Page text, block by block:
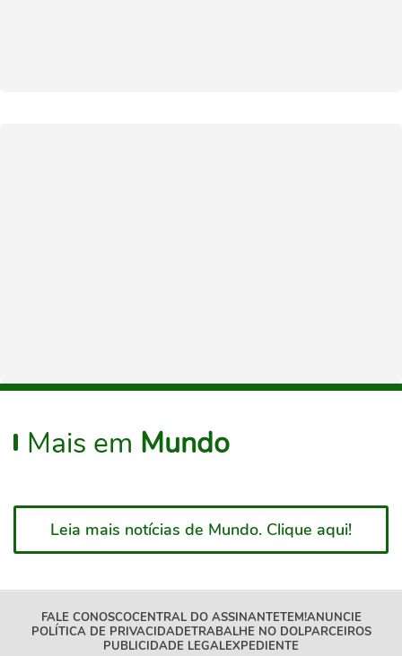
Mais em Mundo
Leia mais notícias de Mundo. Clique aqui!
FALE CONOSCOCENTRAL DO ASSINANTETEM!ANUNCIE
POLÍTICA DE PRIVACIDADETRABALHE NO DOLPARCEIROS
PUBLICIDADE LEGALEXPEDIENTE